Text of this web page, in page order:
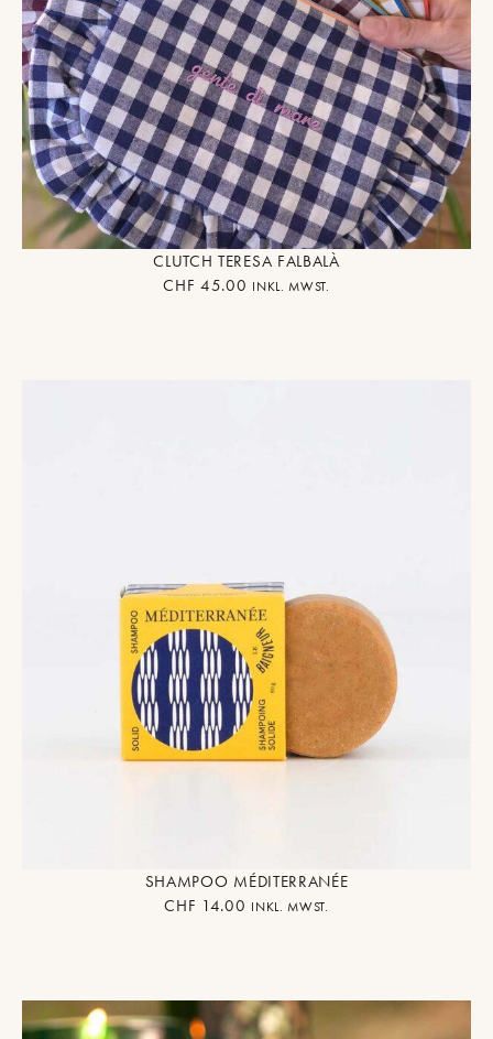
CLUTCH TERESA FALBALÀ
CHF 45.00 INKL. MWST.
SHAMPOO MÉDITERRANÉE
CHF 14.00 INKL. MWST.